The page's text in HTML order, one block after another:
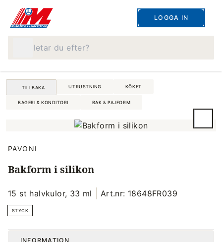
LOGGA IN
TILLBAKA UTRUSTNING KÖKET
BAGERI & KONDITORI BAK & PAJFORM
PAVONI
Bakform i silikon
15 st halvkulor, 33 ml Art.nr: 18648FR039
STYCK
INFORMATION